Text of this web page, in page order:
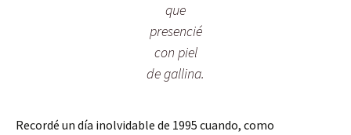
que
presencié
con piel
de gallina.
Recordé un día inolvidable de 1995 cuando, como